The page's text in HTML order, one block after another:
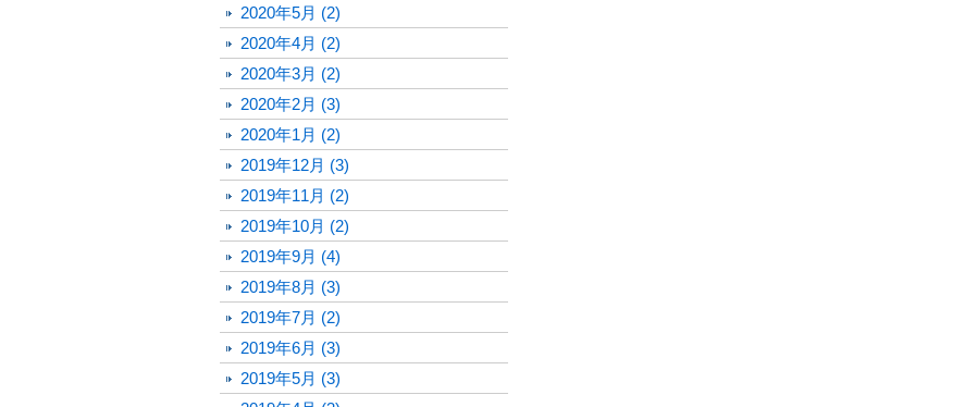
2020年5月 (2)
2020年4月 (2)
2020年3月 (2)
2020年2月 (3)
2020年1月 (2)
2019年12月 (3)
2019年11月 (2)
2019年10月 (2)
2019年9月 (4)
2019年8月 (3)
2019年7月 (2)
2019年6月 (3)
2019年5月 (3)